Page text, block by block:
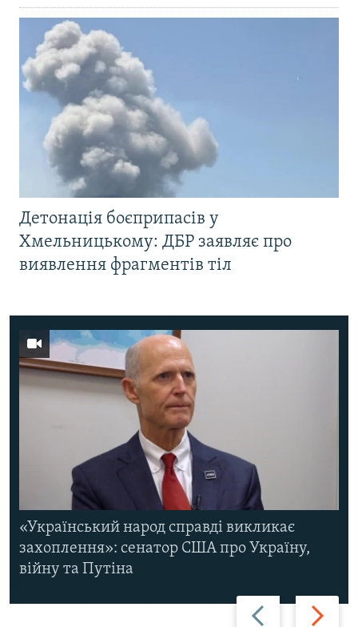
Детонація боєприпасів у
Хмельницькому: ДБР заявляє про
виявлення фрагментів тіл
Назад Вперед
«Український народ справді викликає
захоплення»: сенатор США про Україну,
війну та Путіна